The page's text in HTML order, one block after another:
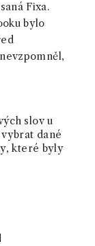
Fixa.
bylo
slov u
dané
které byly